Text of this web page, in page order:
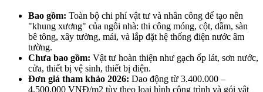
Bao gồm: Toàn bộ chi phí vật tư và nhân công để tạo nên
"khung xương" của ngôi nhà: thi công móng, cột, dầm, sàn
bê tông, xây tường, mái, và lắp đặt hệ thống điện nước âm
tường.
Chưa bao gồm: Vật tư hoàn thiện như gạch ốp lát, sơn nước,
cửa, thiết bị vệ sinh, thiết bị điện.
Đơn giá tham khảo 2026: Dao động từ 3.400.000 –
4.500.000 VNĐ/m2 tùy theo loại hình công trình và gói vật